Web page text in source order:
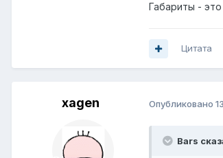
Габариты - это
Цитата
xagen Опубликовано
Bars